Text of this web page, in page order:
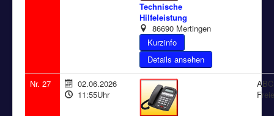
Technische
Hilfeleistung
86690 Mertingen
Details ansehen
Nr. 27
02.06.2026
11:55Uhr